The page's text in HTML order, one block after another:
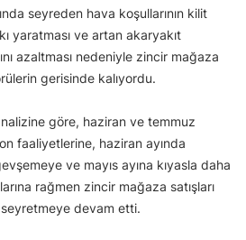
seyreden hava koşullarının kilit
yaratması ve artan akaryakıt
azaltması nedeniyle zincir mağaza
gerisinde kalıyordu.
göre, haziran ve temmuz
faaliyetlerine, haziran ayında
ve mayıs ayına kıyasla daha
rağmen zincir mağaza satışları
devam etti.